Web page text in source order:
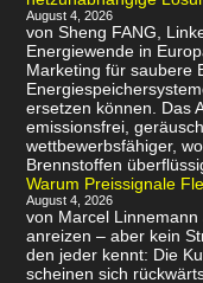
August 4, 2026
von Sheng FANG,
Energiewende in
Marketing für saubere
ersetzen können. Das
emissionsfrei,
wettbewerbsfähiger,
Brennstoffen
Warum Preissignale
August 4, 2026
von Marcel
anreizen – aber kein
den jeder kennt: Die
scheinen sich